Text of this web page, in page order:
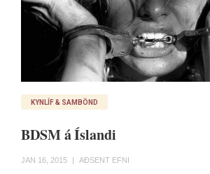
KYNLÍF & SAMBÖND
BDSM á Íslandi
JAN 16, 2015 | AÐSENT EFNI